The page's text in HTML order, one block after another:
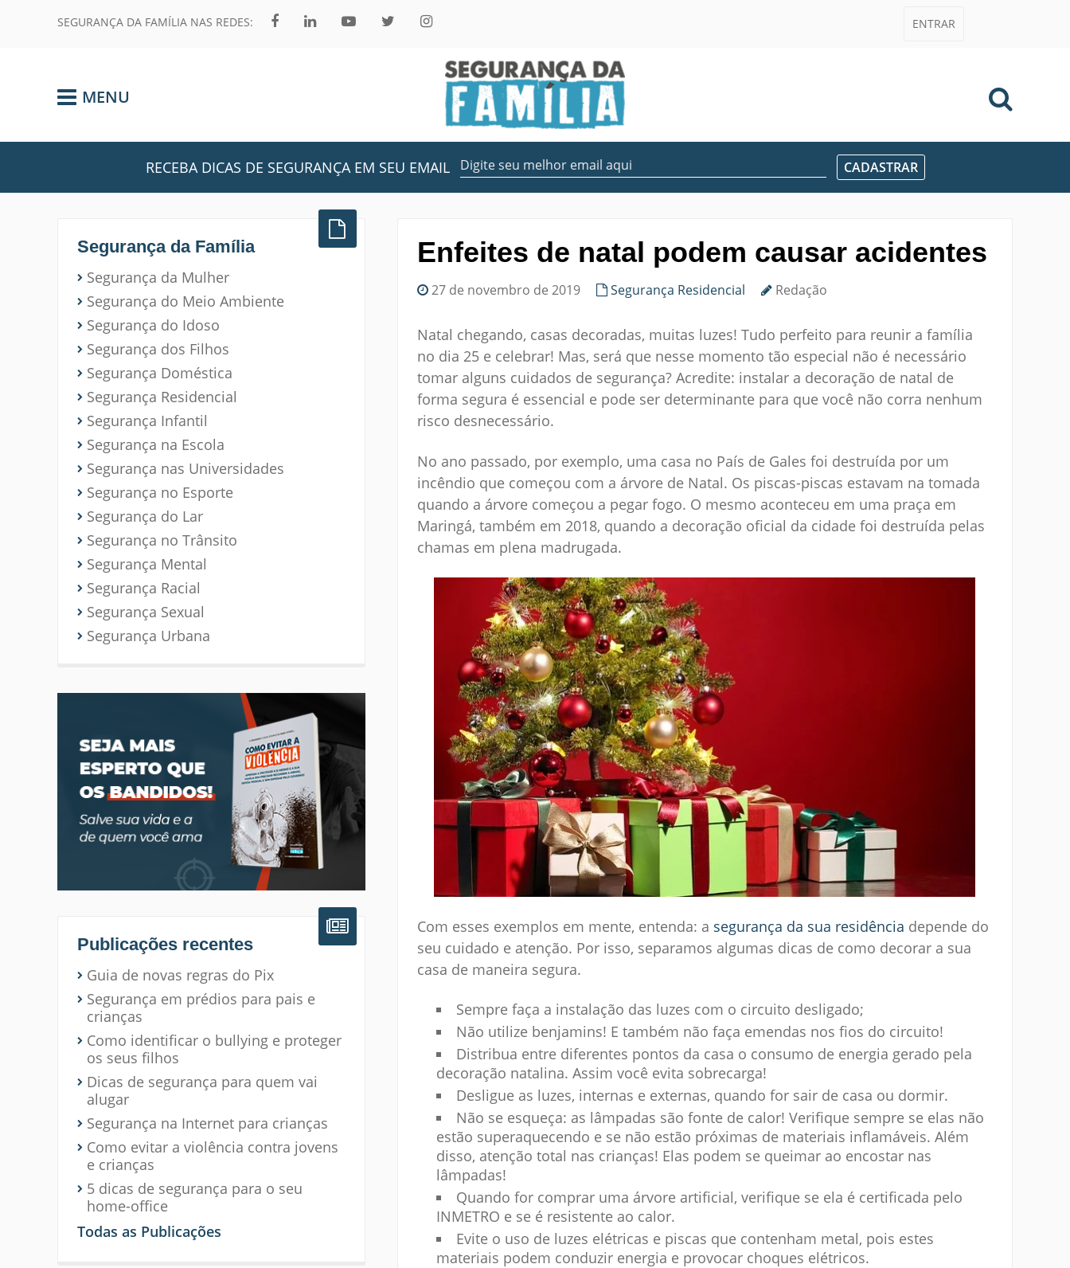
SEGURANÇA DA FAMÍLIA NAS REDES: ENTRAR
MENU
RECEBA DICAS DE SEGURANÇA EM SEU EMAIL
Segurança da Família
Segurança da Mulher
Segurança do Meio Ambiente
Segurança do Idoso
Segurança dos Filhos
Segurança Doméstica
Segurança Residencial
Segurança Infantil
Segurança na Escola
Segurança nas Universidades
Segurança no Esporte
Segurança do Lar
Segurança no Trânsito
Segurança Mental
Segurança Racial
Segurança Sexual
Segurança Urbana
Publicações recentes
Guia de novas regras do Pix
Segurança em prédios para pais e
crianças
Como identificar o bullying e proteger
os seus filhos
Dicas de segurança para quem vai
alugar
Segurança na Internet para crianças
Como evitar a violência contra jovens
e crianças
5 dicas de segurança para o seu
home-office
Todas as Publicações
Enfeites de natal podem causar acidentes
27 de novembro de 2019 Segurança Residencial Redação
Natal chegando, casas decoradas, muitas luzes! Tudo perfeito para reunir a família
no dia 25 e celebrar! Mas, será que nesse momento tão especial não é necessário
tomar alguns cuidados de segurança? Acredite: instalar a decoração de natal de
forma segura é essencial e pode ser determinante para que você não corra nenhum
risco desnecessário.
No ano passado, por exemplo, uma casa no País de Gales foi destruída por um
incêndio que começou com a árvore de Natal. Os piscas-piscas estavam na tomada
quando a árvore começou a pegar fogo. O mesmo aconteceu em uma praça em
Maringá, também em 2018, quando a decoração oficial da cidade foi destruída pelas
chamas em plena madrugada.
Com esses exemplos em mente, entenda: a segurança da sua residência depende do
seu cuidado e atenção. Por isso, separamos algumas dicas de como decorar a sua
casa de maneira segura.
Sempre faça a instalação das luzes com o circuito desligado;
Não utilize benjamins! E também não faça emendas nos fios do circuito!
Distribua entre diferentes pontos da casa o consumo de energia gerado pela
decoração natalina. Assim você evita sobrecarga!
Desligue as luzes, internas e externas, quando for sair de casa ou dormir.
Não se esqueça: as lâmpadas são fonte de calor! Verifique sempre se elas não
estão superaquecendo e se não estão próximas de materiais inflamáveis. Além
disso, atenção total nas crianças! Elas podem se queimar ao encostar nas
lâmpadas!
Quando for comprar uma árvore artificial, verifique se ela é certificada pelo
INMETRO e se é resistente ao calor.
Evite o uso de luzes elétricas e piscas que contenham metal, pois estes
materiais podem conduzir energia e provocar choques elétricos.